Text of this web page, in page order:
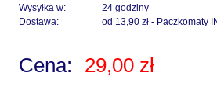
Wysyłka w:
24 godziny
Dostawa:
od 13,90 zł - Paczkomaty
Cena nie zawiera ewentualnych
Cena: 29,00 zł